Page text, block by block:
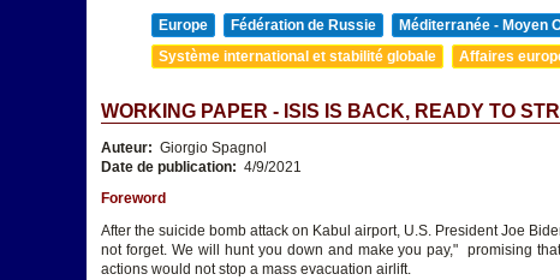
Europe Fédération de Russie Méditerranée - Moyen
Système international et stabilité globale
Affaires
WORKING PAPER - ISIS IS BACK, READY TO
Auteur: Giorgio Spagnol
Date de publication: 4/9/2021
Foreword
After the suicide bomb attack on Kabul airport, U.S. President Joe
not forget. We will hunt you down and make you pay," promising
actions would not stop a mass evacuation airlift.